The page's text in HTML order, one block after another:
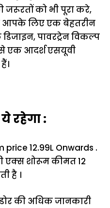
को भी पूरा करे,
आपके लिए एक बेहतरीन
पावरट्रेन विकल्प
एक आदर्श एसयूवी
रहेगा :
₹12.99L Onwards .
एक्स शोरूम कीमत 12
है ।
की अधिक जानकारी